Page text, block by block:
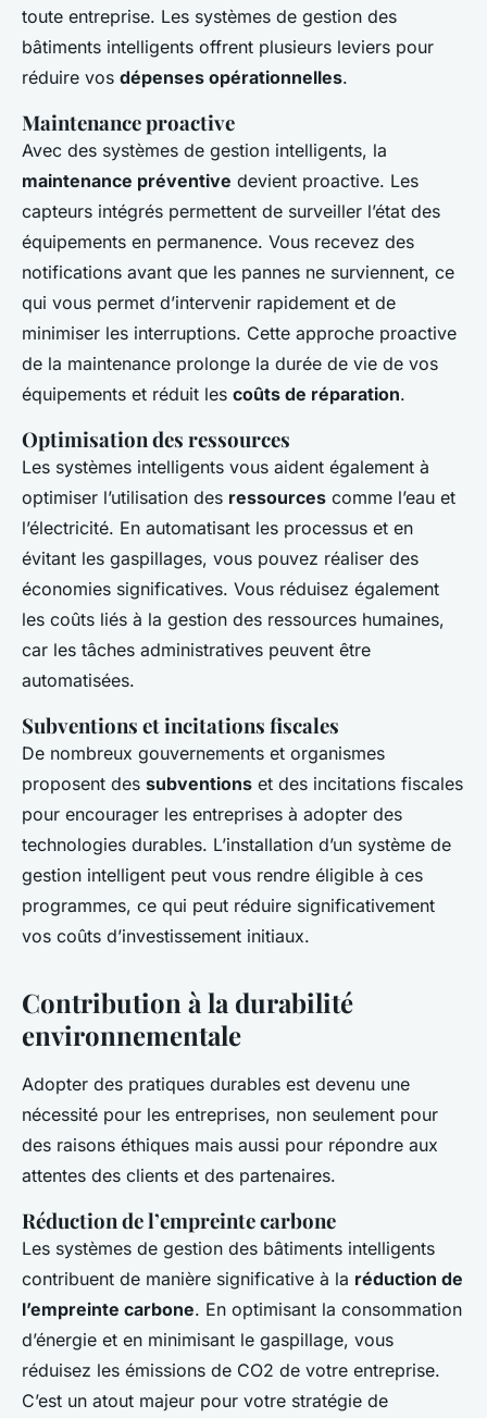
toute entreprise. Les systèmes de gestion des
bâtiments intelligents offrent plusieurs leviers pour
réduire vos dépenses opérationnelles.
Maintenance proactive
Avec des systèmes de gestion intelligents, la
maintenance préventive devient proactive. Les
capteurs intégrés permettent de surveiller l’état des
équipements en permanence. Vous recevez des
notifications avant que les pannes ne surviennent, ce
qui vous permet d’intervenir rapidement et de
minimiser les interruptions. Cette approche proactive
de la maintenance prolonge la durée de vie de vos
équipements et réduit les coûts de réparation.
Optimisation des ressources
Les systèmes intelligents vous aident également à
optimiser l’utilisation des ressources comme l’eau et
l’électricité. En automatisant les processus et en
évitant les gaspillages, vous pouvez réaliser des
économies significatives. Vous réduisez également
les coûts liés à la gestion des ressources humaines,
car les tâches administratives peuvent être
automatisées.
Subventions et incitations fiscales
De nombreux gouvernements et organismes
proposent des subventions et des incitations fiscales
pour encourager les entreprises à adopter des
technologies durables. L’installation d’un système de
gestion intelligent peut vous rendre éligible à ces
programmes, ce qui peut réduire significativement
vos coûts d’investissement initiaux.
Contribution à la durabilité
environnementale
Adopter des pratiques durables est devenu une
nécessité pour les entreprises, non seulement pour
des raisons éthiques mais aussi pour répondre aux
attentes des clients et des partenaires.
Réduction de l’empreinte carbone
Les systèmes de gestion des bâtiments intelligents
contribuent de manière significative à la réduction de
l’empreinte carbone. En optimisant la consommation
d’énergie et en minimisant le gaspillage, vous
réduisez les émissions de CO2 de votre entreprise.
C’est un atout majeur pour votre stratégie de